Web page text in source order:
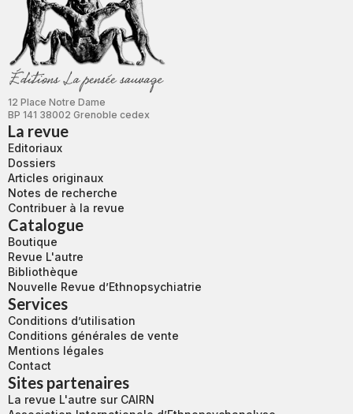
12 Place Notre Dame
BP 141 38002 Grenoble cedex
La revue
Editoriaux
Dossiers
Articles originaux
Notes de recherche
Contribuer à la revue
Catalogue
Boutique
Revue L'autre
Bibliothèque
Nouvelle Revue d’Ethnopsychiatrie
Services
Conditions d’utilisation
Conditions générales de vente
Mentions légales
Contact
Sites partenaires
La revue L'autre sur CAIRN